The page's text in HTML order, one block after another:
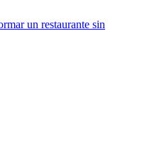
un restaurante sin